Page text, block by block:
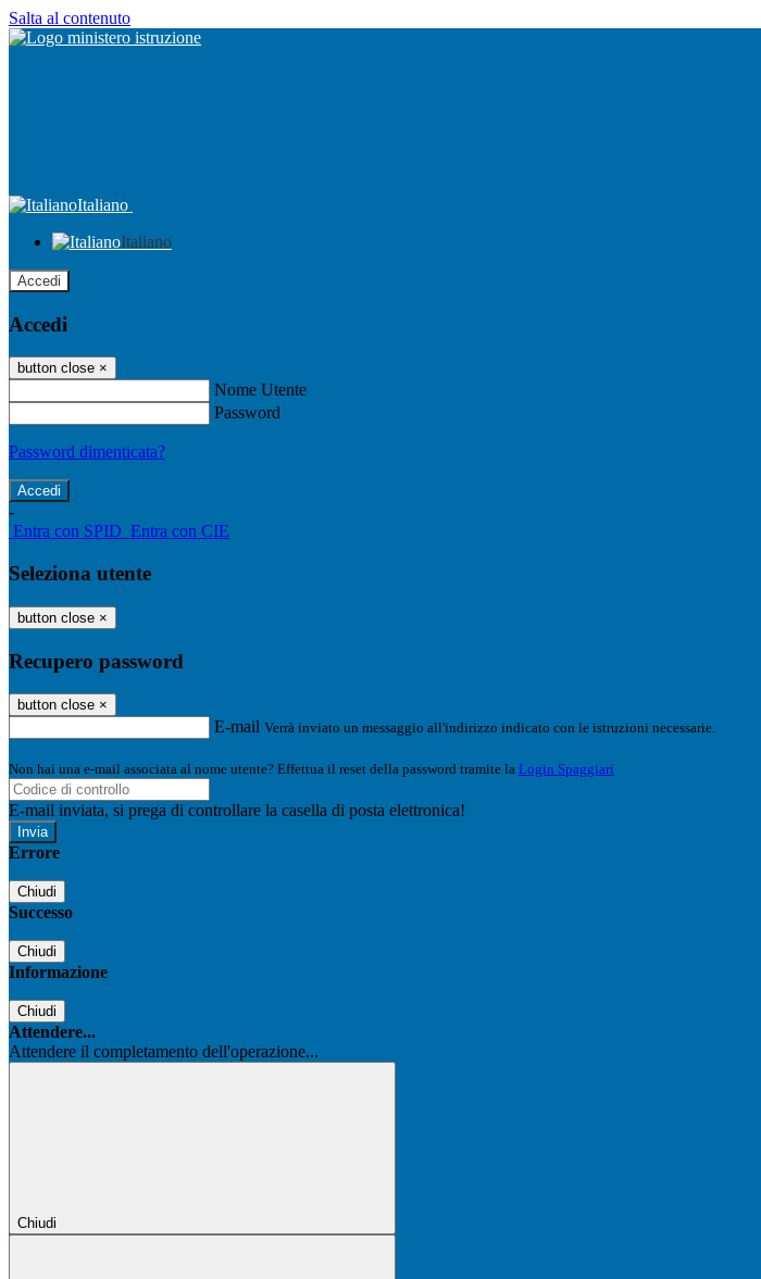
Salta al contenuto
Italiano
Italiano
Accedi
Accedi
button close ×
Nome Utente
Password
Password dimenticata?
-
Entra con SPID Entra con CIE
Seleziona utente
button close ×
Recupero password
button close ×
E-mail Verrà inviato un messaggio all'indirizzo indicato con le istruzioni necessarie.
Non hai una e-mail associata al nome utente? Effettua il reset della password tramite la Login Spaggiari
E-mail inviata, si prega di controllare la casella di posta elettronica!
Errore
Chiudi
Successo
Chiudi
Informazione
Chiudi
Attendere...
Attendere il completamento dell'operazione...
Chiudi